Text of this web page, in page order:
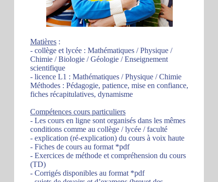
Matières :
- collège et lycée : Mathématiques / Physique /
Chimie / Biologie / Géologie / Enseignement
scientifique
- licence L1 : Mathématiques / Physique / Chimie
Méthodes : Pédagogie, patience, mise en confiance,
fiches récapitulatives, dynamisme
Compétences cours particuliers
- Les cours en ligne sont organisés dans les mêmes
conditions comme au collège / lycée / faculté
- explication (ré-explication) du cours à voix haute
- Fiches de cours au format *pdf
- Exercices de méthode et compréhension du cours
(TD)
- Corrigés disponibles au format *pdf